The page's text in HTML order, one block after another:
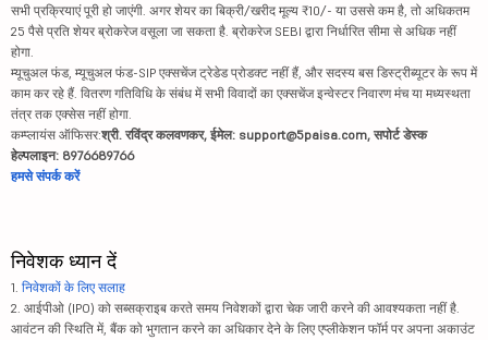
सभी प्रक्रियाएं पूरी हो जाएंगी. अगर शेयर का बिक्री/खरीद मूल्य ₹10/- या उससे कम है, तो अधिकतम
25 पैसे प्रति शेयर ब्रोकरेज वसूला जा सकता है. ब्रोकरेज SEBI द्वारा निर्धारित सीमा से अधिक नहीं
होगा.
म्यूचुअल फंड, म्यूचुअल फंड-SIP एक्सचेंज ट्रेडेड प्रोडक्ट नहीं हैं, और सदस्य बस डिस्ट्रीब्यूटर के रूप में
काम कर रहे हैं. वितरण गतिविधि के संबंध में सभी विवादों का एक्सचेंज इन्वेस्टर निवारण मंच या मध्यस्थता
तंत्र तक एक्सेस नहीं होगा.
कम्प्लायंस ऑफिसर:श्री. रविंद्र कलवणकर, ईमेल: support@5paisa.com, सपोर्ट डेस्क
हेल्पलाइन: 8976689766
हमसे संपर्क करें
निवेशक ध्यान दें
1. निवेशकों के लिए सलाह
2. आईपीओ (IPO) को सब्सक्राइब करते समय निवेशकों द्वारा चेक जारी करने की आवश्यकता नहीं है.
आवंटन की स्थिति में, बैंक को भुगतान करने का अधिकार देने के लिए एप्लीकेशन फॉर्म पर अपना अकाउंट